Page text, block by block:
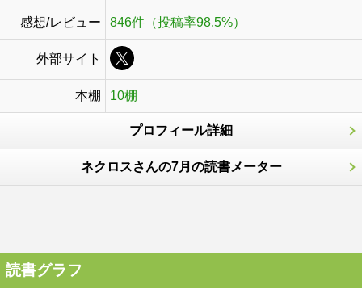
感想/レビュー 846件（投稿率98.5%）
外部サイト
本棚 10棚
プロフィール詳細
ネクロスさんの7月の読書メーター
読書グラフ